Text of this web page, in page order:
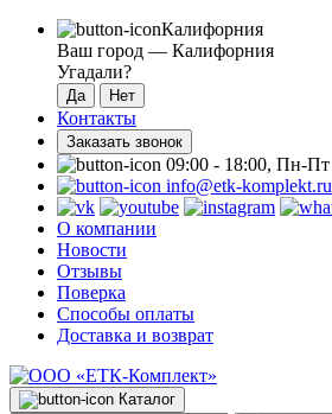
Калифорния
Ваш город — Калифорния
Угадали?
Контакты
Заказать звонок
09:00 - 18:00, Пн-Пт
info@etk-komplekt.ru
О компании
Новости
Отзывы
Поверка
Способы оплаты
Доставка и возврат
Каталог